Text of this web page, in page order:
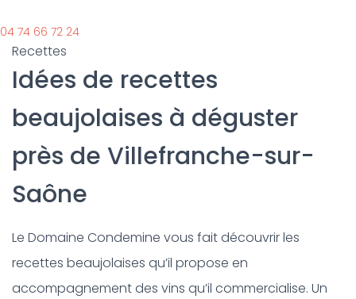
04 74 66 72 24
Recettes
Idées de recettes
beaujolaises à déguster
près de Villefranche-sur-
Saône
Le Domaine Condemine vous fait découvrir les
recettes beaujolaises qu’il propose en
accompagnement des vins qu’il commercialise. Un